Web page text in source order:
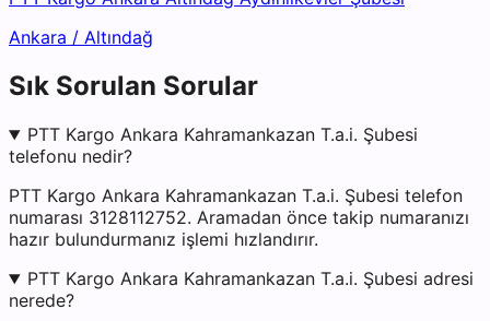
Ankara / Altındağ
Sık Sorulan Sorular
PTT Kargo Ankara Kahramankazan T.a.i. Şubesi
telefonu nedir?
PTT Kargo Ankara Kahramankazan T.a.i. Şubesi telefon
numarası 3128112752. Aramadan önce takip numaranızı
hazır bulundurmanız işlemi hızlandırır.
PTT Kargo Ankara Kahramankazan T.a.i. Şubesi adresi
nerede?